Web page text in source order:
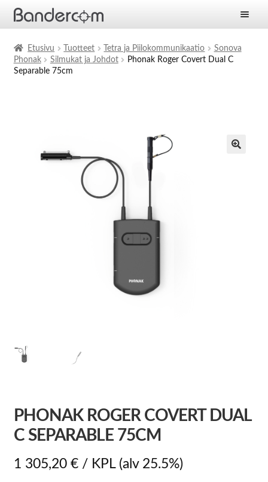
Tuotteet
valikko
Etusivu Tuotteet Tetra ja Piilokommunikaatio
Sonova
Phonak
Silmukat ja Johdot
Phonak Roger Covert Dual C
Separable 75cm
PHONAK ROGER COVERT DUAL
C SEPARABLE 75CM
1 305,20 €/ KPL (alv 25.5%)